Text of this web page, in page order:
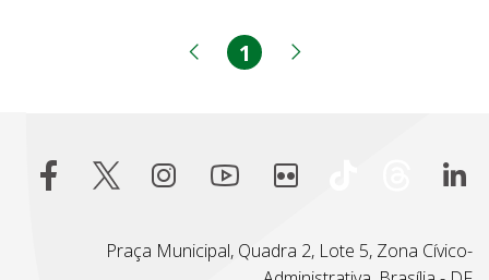
Página anterior
Página
1
Praça Municipal, Quadra 2, Lote 5, Zona Cívico-